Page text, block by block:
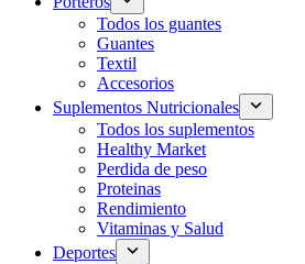
Todos los guantes
Guantes
Textil
Accesorios
Suplementos Nutricionales
Todos los suplementos
Healthy Market
Perdida de peso
Proteinas
Rendimiento
Vitaminas y Salud
Deportes